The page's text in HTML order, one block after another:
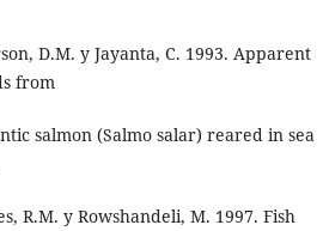
D.M. y Jayanta, C. 1993. Apparent
from
salmon (Salmo salar) reared in sea
R.M. y Rowshandeli, M. 1997. Fish